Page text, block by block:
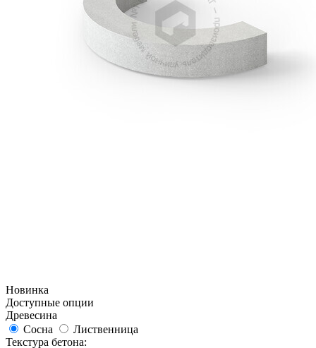
Новинка
Доступные опции
Древесина
Сосна
Лиственница
Текстура бетона: